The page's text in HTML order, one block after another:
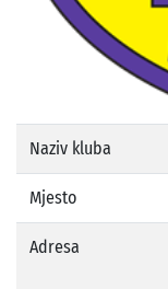
Naziv kluba
Mjesto
Adresa